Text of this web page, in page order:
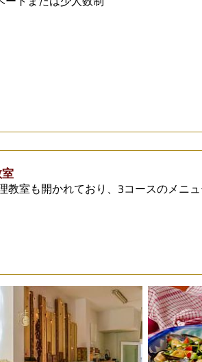
教室も開かれており、3コースのメニ